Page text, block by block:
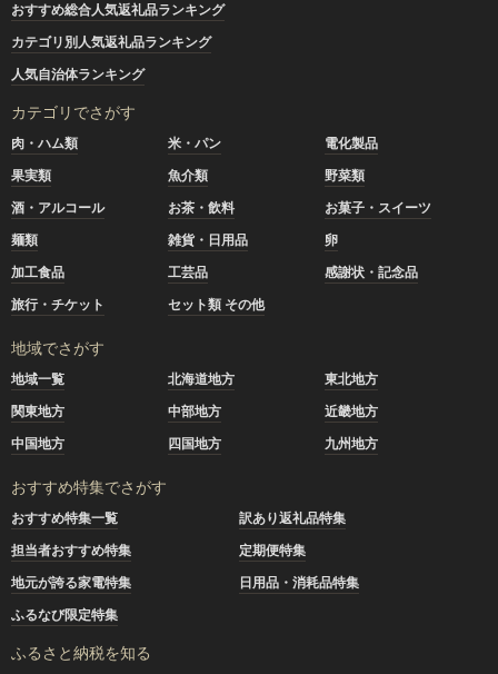
おすすめ総合人気返礼品ランキング
カテゴリ別人気返礼品ランキング
人気自治体ランキング
カテゴリでさがす
肉・ハム類 米・パン
電化製品
果実類
魚介類
野菜類
酒・アルコール
お茶・飲料
お菓子・スイーツ
麺類
雑貨・日用品
卵
加工食品
工芸品
感謝状・記念品
旅行・チケット
セット類 その他
地域でさがす
地域一覧 北海道地方
東北地方
関東地方
中部地方
近畿地方
中国地方
四国地方 九州地方
おすすめ特集でさがす
おすすめ特集一覧
訳あり返礼品特集
担当者おすすめ特集
定期便特集
地元が誇る家電特集
日用品・消耗品特集
ふるなび限定特集
ふるさと納税を知る